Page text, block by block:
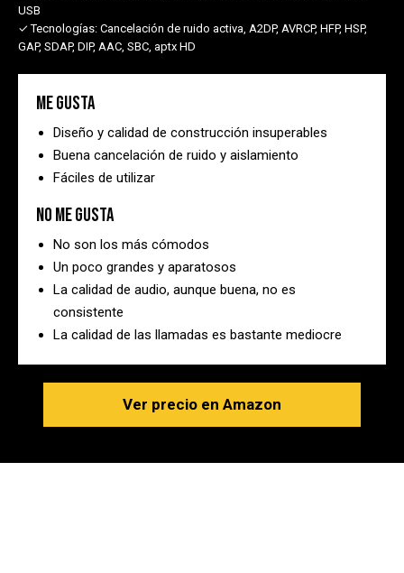
USB
✓ Tecnologías: Cancelación de ruido activa, A2DP, AVRCP, HFP, HSP,
GAP, SDAP, DIP, AAC, SBC, aptx HD
Me gusta
Diseño y calidad de construcción insuperables
Buena cancelación de ruido y aislamiento
Fáciles de utilizar
No me gusta
No son los más cómodos
Un poco grandes y aparatosos
La calidad de audio, aunque buena, no es
consistente
La calidad de las llamadas es bastante mediocre
Ver precio en Amazon